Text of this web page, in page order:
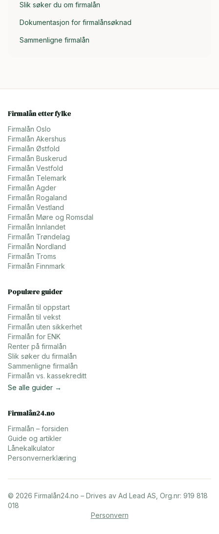
Slik søker du om firmalån
Dokumentasjon for firmalånsøknad
Sammenligne firmalån
Firmalån etter fylke
Firmalån Oslo
Firmalån Akershus
Firmalån Østfold
Firmalån Buskerud
Firmalån Vestfold
Firmalån Telemark
Firmalån Agder
Firmalån Rogaland
Firmalån Vestland
Firmalån Møre og Romsdal
Firmalån Innlandet
Firmalån Trøndelag
Firmalån Nordland
Firmalån Troms
Firmalån Finnmark
Populære guider
Firmalån til oppstart
Firmalån til vekst
Firmalån uten sikkerhet
Firmalån for ENK
Renter på firmalån
Slik søker du firmalån
Sammenligne firmalån
Firmalån vs. kassekreditt
Se alle guider →
Firmalån24.no
Firmalån – forsiden
Guide og artikler
Lånekalkulator
Personvernerklæring
© 2026 Firmalån24.no – Drives av Ad Lead AS, Org.nr: 919 818
018
Personvern